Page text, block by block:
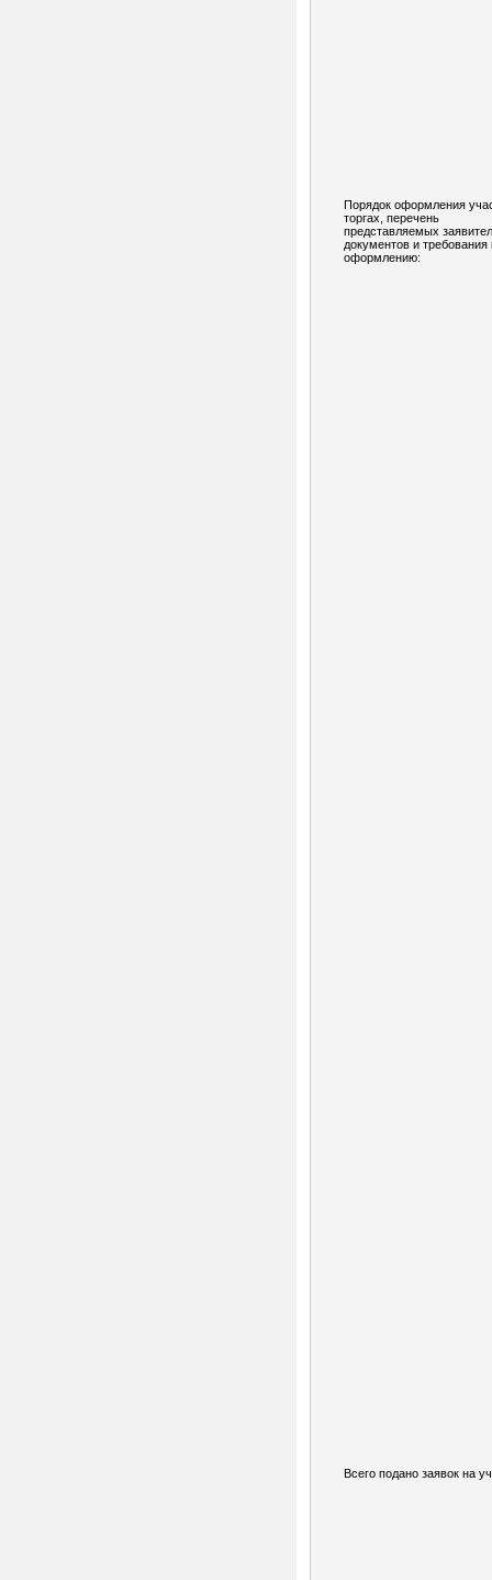
Порядок оформления
торгах, перечень
представляемых
документов и требования
оформлению:
Всего подано заявок на